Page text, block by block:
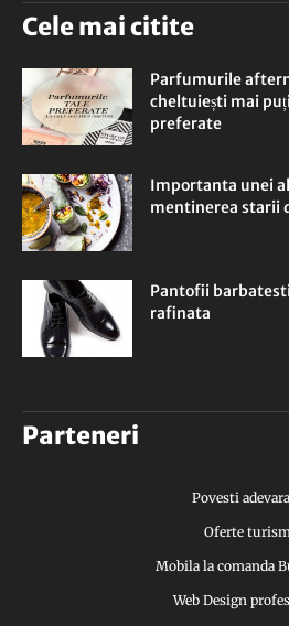
Cele mai citite
Parfumurile
cheltuiești mai
preferate
Importanta unei
mentinerea starii
Pantofii
rafinata
Parteneri
Povesti
Oferte
Mobila la comanda
Web Design